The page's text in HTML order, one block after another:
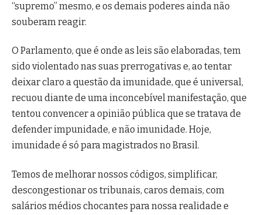
“supremo” mesmo, e os demais poderes ainda não
souberam reagir.
O Parlamento, que é onde as leis são elaboradas, tem
sido violentado nas suas prerrogativas e, ao tentar
deixar claro a questão da imunidade, que é universal,
recuou diante de uma inconcebível manifestação, que
tentou convencer a opinião pública que se tratava de
defender impunidade, e não imunidade. Hoje,
imunidade é só para magistrados no Brasil.
Temos de melhorar nossos códigos, simplificar,
descongestionar os tribunais, caros demais, com
salários médios chocantes para nossa realidade e